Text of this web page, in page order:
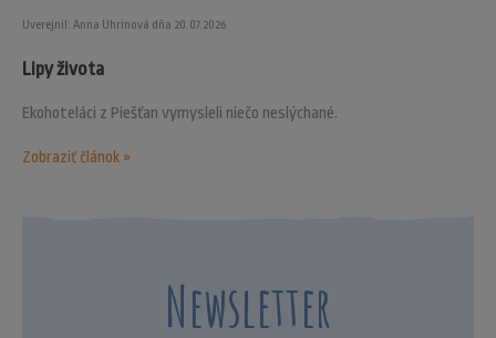
Uverejnil: Anna Uhrinová dňa 20.07.2026
Lipy života
Ekohoteláci z Piešťan vymysleli niečo neslýchané.
Zobraziť článok »
Newsletter